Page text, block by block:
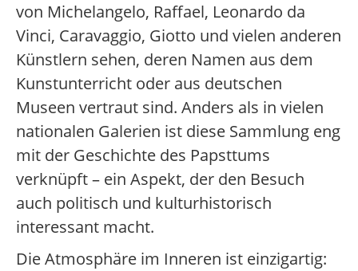
von Michelangelo, Raffael, Leonardo da
Vinci, Caravaggio, Giotto und vielen anderen
Künstlern sehen, deren Namen aus dem
Kunstunterricht oder aus deutschen
Museen vertraut sind. Anders als in vielen
nationalen Galerien ist diese Sammlung eng
mit der Geschichte des Papsttums
verknüpft – ein Aspekt, der den Besuch
auch politisch und kulturhistorisch
interessant macht.
Die Atmosphäre im Inneren ist einzigartig: